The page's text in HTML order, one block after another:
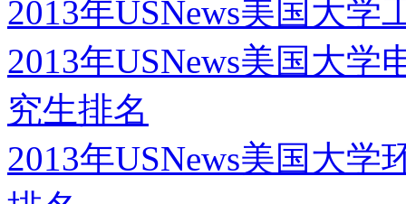
2013年USNews美国大
2013年USNews美国大
究生排名
2013年USNews美国大